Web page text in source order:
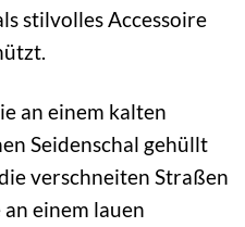
stilvolles Accessoire
an einem kalten
Seidenschal gehüllt
verschneiten Straßen
einem lauen